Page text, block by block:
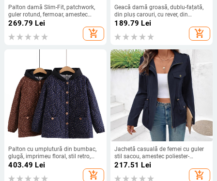
Palton damă Slim-Fit, patchwork,
guler rotund, fermoar, amestec
bumbac-poliester
269.79 Lei
add_shopping_cart
Geacă damă groasă, dublu-fațată,
din pluș carouri, cu rever, din
amestec poliester-elastan, mâneci
lungi, lungime medie 65–80 cm
189.79 Lei
add_shopping_cart
Palton cu umplutură din bumbac,
glugă, imprimeu floral, stil retro,
inspirație coreeană, stil național,
403.49 Lei
add_shopping_cart
Jachetă casuală de femei cu guler
stil sacou, amestec poliester-
elastan, model monocrom, mâneci
217.51 Lei
add_shopping_cart